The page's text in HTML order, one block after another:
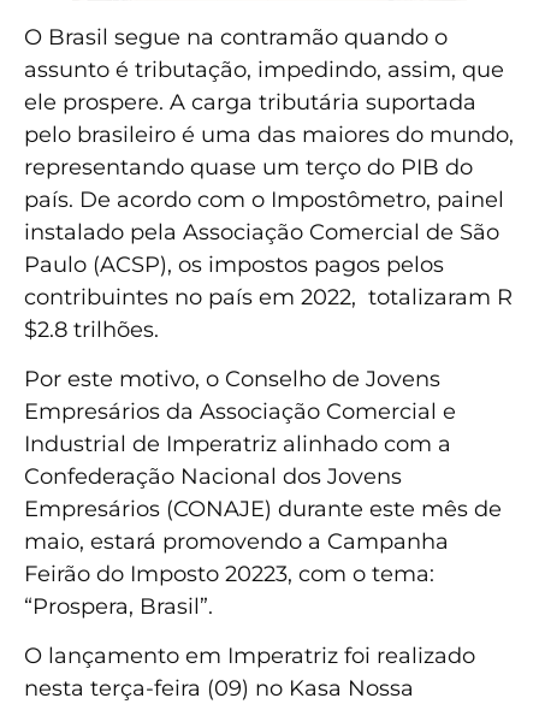
O Brasil segue na contramão quando o
assunto é tributação, impedindo, assim, que
ele prospere. A carga tributária suportada
pelo brasileiro é uma das maiores do mundo,
representando quase um terço do PIB do
país. De acordo com o Impostômetro, painel
instalado pela Associação Comercial de São
Paulo (ACSP), os impostos pagos pelos
contribuintes no país em 2022, totalizaram R
$2.8 trilhões.
Por este motivo, o Conselho de Jovens
Empresários da Associação Comercial e
Industrial de Imperatriz alinhado com a
Confederação Nacional dos Jovens
Empresários (CONAJE) durante este mês de
maio, estará promovendo a Campanha
Feirão do Imposto 20223, com o tema:
“Prospera, Brasil”.
O lançamento em Imperatriz foi realizado
nesta terça-feira (09) no Kasa Nossa